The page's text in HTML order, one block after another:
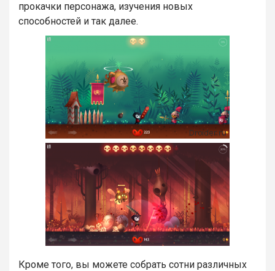
прокачки персонажа, изучения новых
способностей и так далее.
Кроме того, вы можете собрать сотни различных